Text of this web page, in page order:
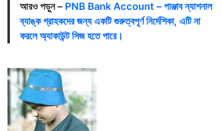
আরও পড়ুন – PNB Bank Account – পাঞ্জাব ন্যাশনাল
ব্যাঙ্ক গ্রাহকদের জন্য একটি গুরুত্বপূর্ণ নির্দেশিকা, এটি না
করলে অ্যাকাউন্ট সিজ হতে পারে।